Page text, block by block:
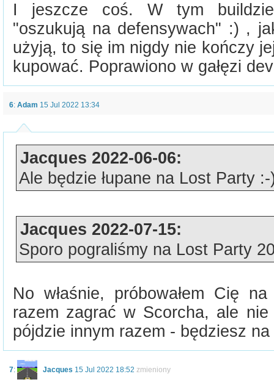
I jeszcze coś. W tym
"oszukują na defensywach" :) ,
użyją, to się im nigdy nie kończy
kupować. Poprawiono w gałęzi
6: Adam 15 Jul 2022 13:34
Jacques 2022-06-06:
Ale będzie łupane na Lost Party :-
Jacques 2022-07-15:
Sporo pograliśmy na Lost Party
No właśnie, próbowałem Cię
razem zagrać w Scorcha, ale nie
pójdzie innym razem - będziesz
7: Jacques 15 Jul 2022 18:52 zmieniony